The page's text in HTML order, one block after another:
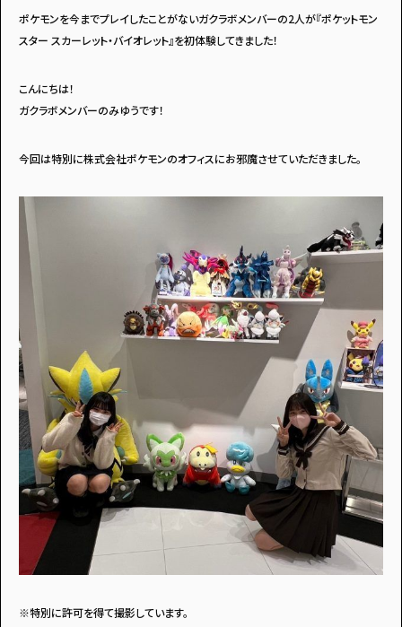
イベントに参加しよう！
・マイナビティーンズについて
・個人情報について
・読者プレゼント
・利用規約
・お問い合わせ
・広告掲載のお問い合わせ
ポケモンを今までプレイしたことがないガクラボメンバーの2人が『ポケットモン
スター スカーレット・バイオレット』を初体験してきました！
こんにちは！
ガクラボメンバーのみゆうです！
今回は特別に株式会社ポケモンのオフィスにお邪魔させていただきました。
※特別に許可を得て撮影しています。